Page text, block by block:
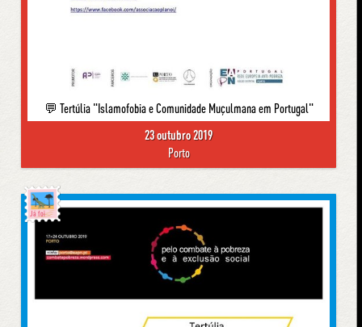
💬 Tertúlia "Islamofobia e Comunidade Muçulmana em Portugal"
23 outubro 2019
Porto
Já foi